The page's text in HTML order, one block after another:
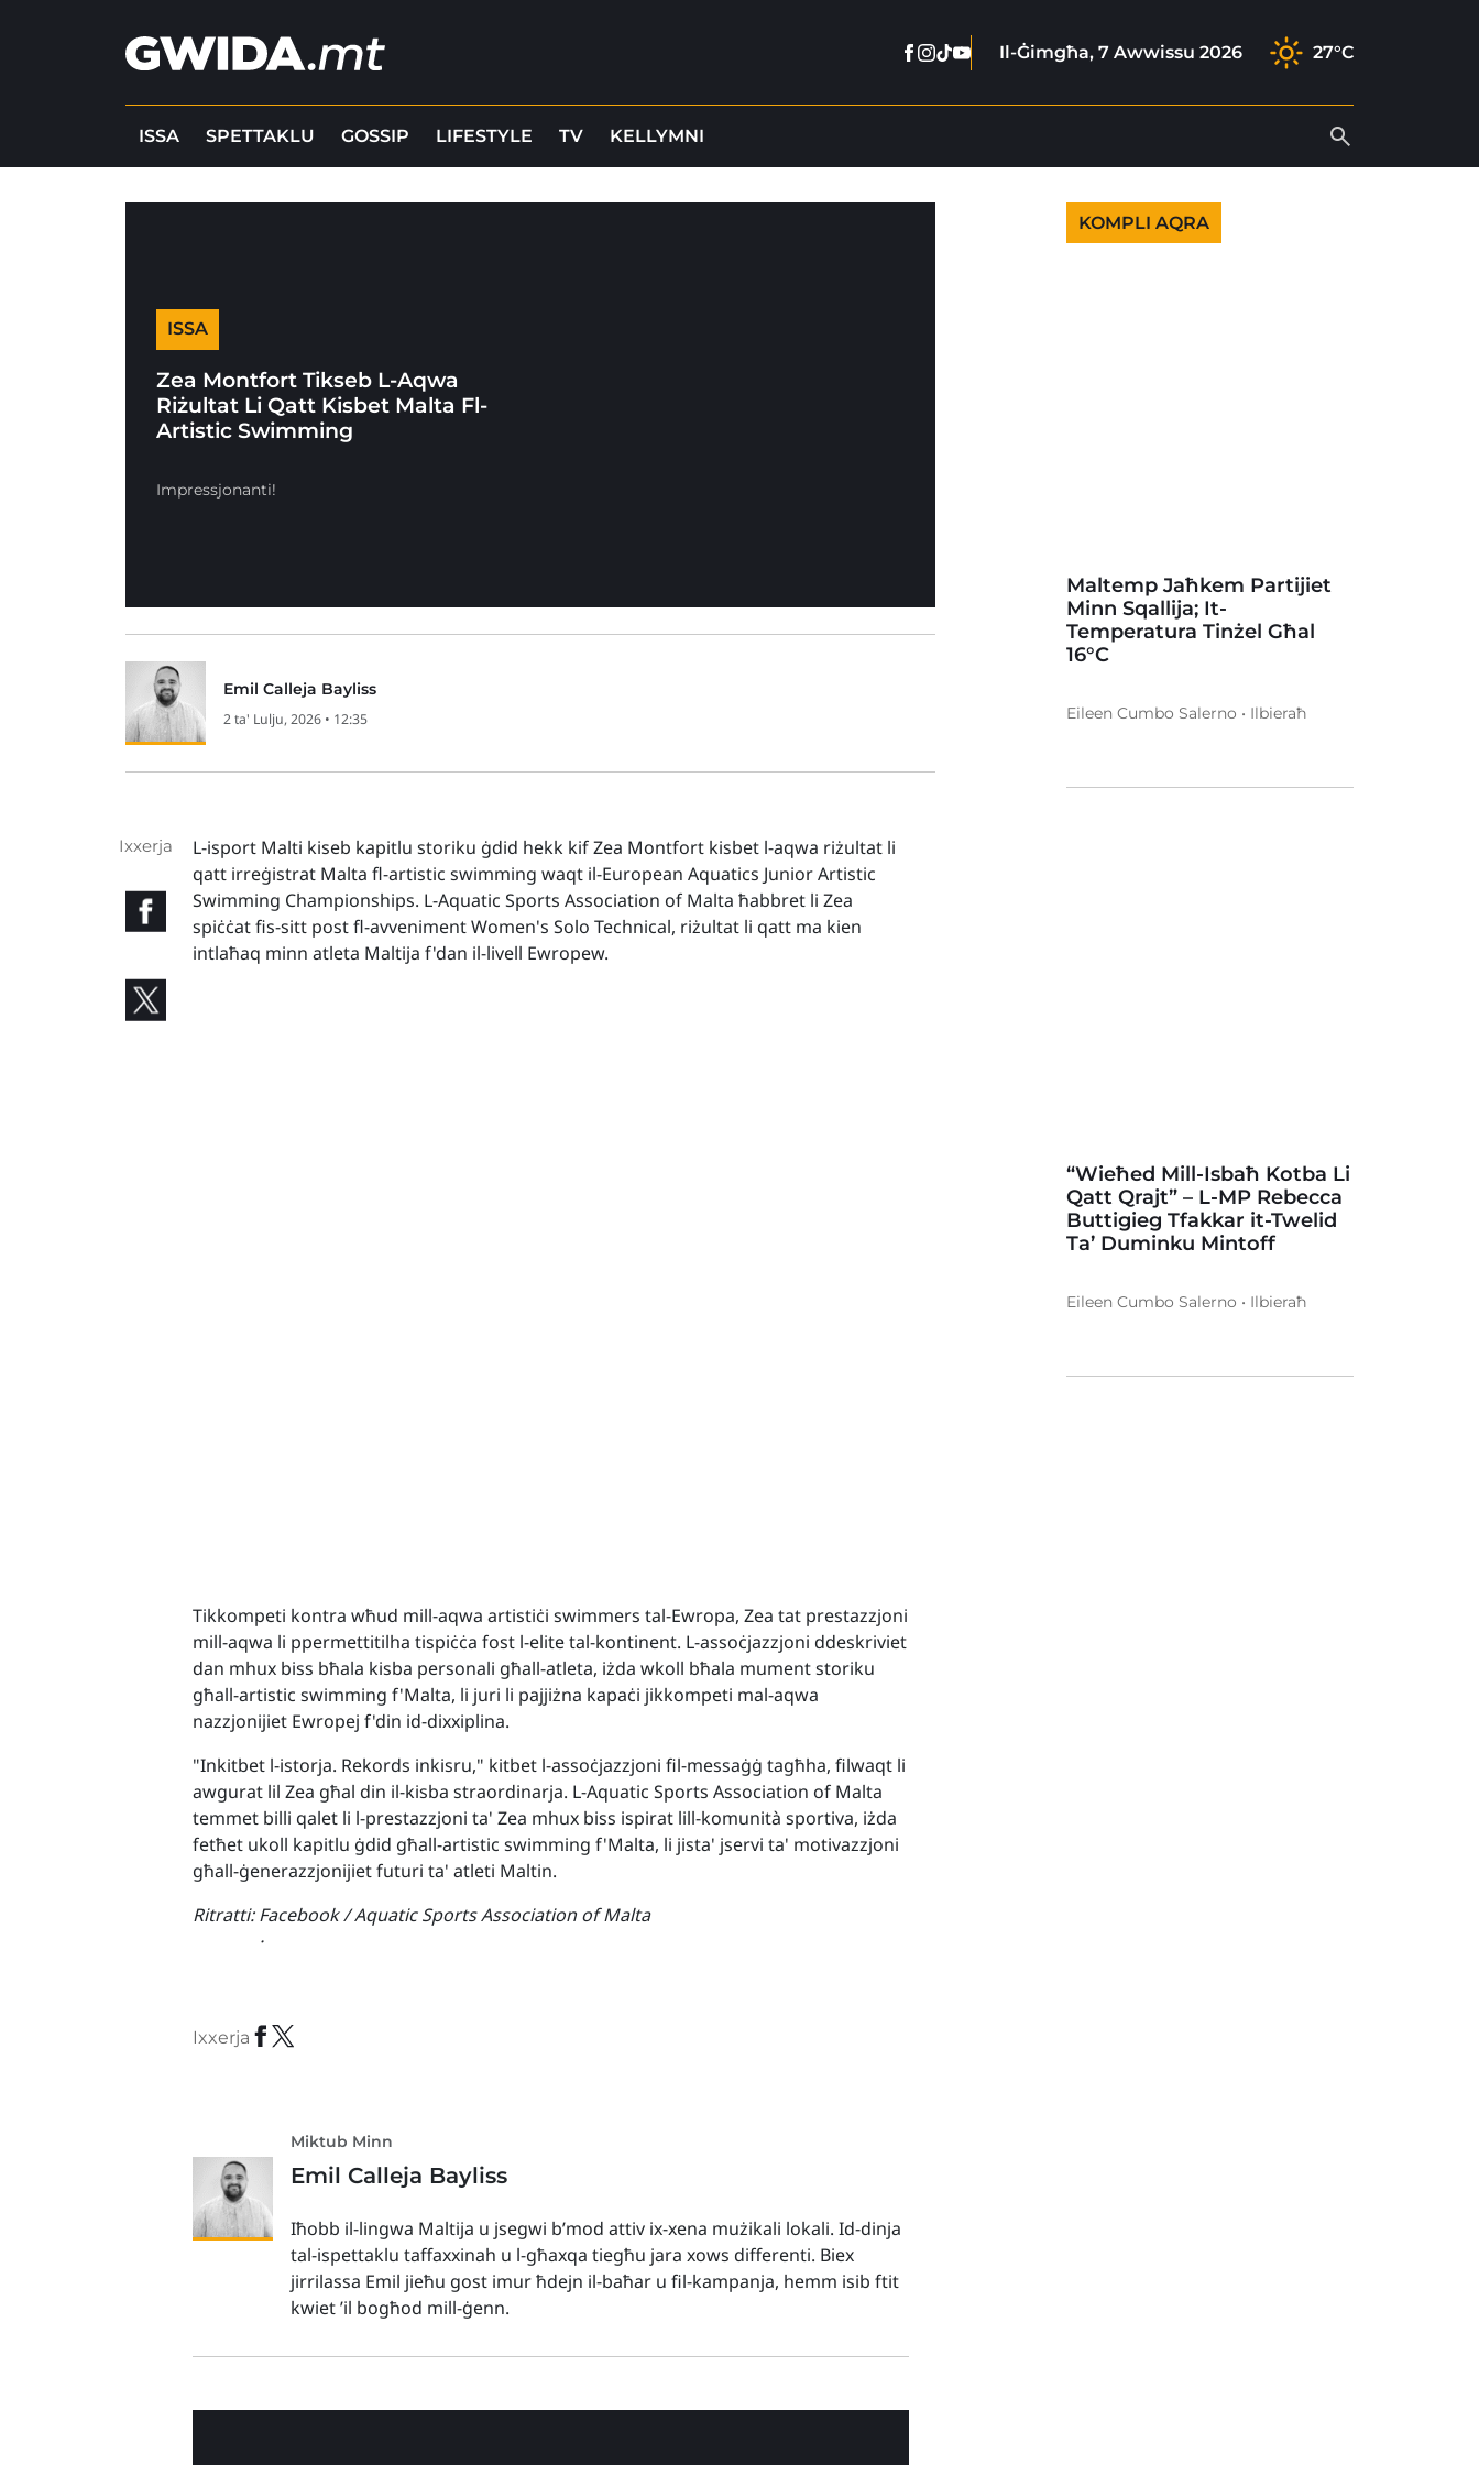
Facebook
Instagram
Tiktok
YoutubeIl-Ġimgħa, 7 Awwissu 2026 27°C
ISSA SPETTAKLU GOSSIP LIFESTYLE TV KELLYMNI
ISSA
Zea Montfort Tikseb L-Aqwa
Riżultat Li Qatt Kisbet Malta Fl-
Artistic Swimming
Impressjonanti!
Emil Calleja Bayliss
2 ta' Lulju, 2026 • 12:35
Ixxerja
L-isport Malti kiseb kapitlu storiku ġdid hekk kif Zea Montfort kisbet l-aqwa riżultat li
qatt irreġistrat Malta fl-artistic swimming waqt il-European Aquatics Junior Artistic
Swimming Championships. L-Aquatic Sports Association of Malta ħabbret li Zea
spiċċat fis-sitt post fl-avveniment Women's Solo Technical, riżultat li qatt ma kien
intlaħaq minn atleta Maltija f'dan il-livell Ewropew.
Tikkompeti kontra wħud mill-aqwa artistiċi swimmers tal-Ewropa, Zea tat prestazzjoni
mill-aqwa li ppermettitilha tispiċċa fost l-elite tal-kontinent. L-assoċjazzjoni ddeskriviet
dan mhux biss bħala kisba personali għall-atleta, iżda wkoll bħala mument storiku
għall-artistic swimming f'Malta, li juri li pajjiżna kapaċi jikkompeti mal-aqwa
nazzjonijiet Ewropej f'din id-dixxiplina.
"Inkitbet l-istorja. Rekords inkisru," kitbet l-assoċjazzjoni fil-messaġġ tagħha, filwaqt li
awgurat lil Zea għal din il-kisba straordinarja. L-Aquatic Sports Association of Malta
temmet billi qalet li l-prestazzjoni ta' Zea mhux biss ispirat lill-komunità sportiva, iżda
fetħet ukoll kapitlu ġdid għall-artistic swimming f'Malta, li jista' jservi ta' motivazzjoni
għall-ġenerazzjonijiet futuri ta' atleti Maltin.
Ritratti: Facebook / Aquatic Sports Association of Malta
·
Ixxerja
Miktub Minn
Emil Calleja Bayliss
Iħobb il-lingwa Maltija u jsegwi b’mod attiv ix-xena mużikali lokali. Id-dinja
tal-ispettaklu taffaxxinah u l-għaxqa tiegħu jara xows differenti. Biex
jirrilassa Emil jieħu gost imur ħdejn il-baħar u fil-kampanja, hemm isib ftit
kwiet ’il bogħod mill-ġenn.
KOMPLI AQRA
Maltemp Jaħkem Partijiet
Minn Sqallija; It-
Temperatura Tinżel Għal
16°C
Eileen Cumbo Salerno • Ilbieraħ
“Wieħed Mill-Isbaħ Kotba Li
Qatt Qrajt” – L-MP Rebecca
Buttigieg Tfakkar it-Twelid
Ta’ Duminku Mintoff
Eileen Cumbo Salerno • Ilbieraħ